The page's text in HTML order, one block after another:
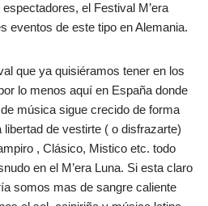
el Festival M’era
eventos de este tipo en Alemania.
que ya quisiéramos tener en los
lo menos aquí en España donde
música sigue crecido de forma
de vestirte ( o disfrazarte)
, Clásico, Mistico etc. todo
en el M’era Luna. Si esta claro
somos mas de sangre caliente